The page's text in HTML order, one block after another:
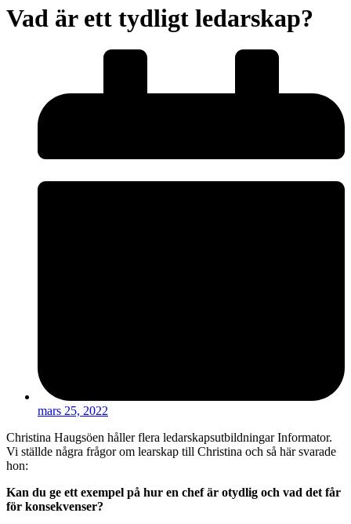
Vad är ett tydligt ledarskap?
mars 25, 2022
Christina Haugsöen håller flera ledarskapsutbildningar Informator.
Vi ställde några frågor om learskap till Christina och så här svarade
hon:
Kan du ge ett exempel på hur en chef är otydlig och vad det får
för konsekvenser?